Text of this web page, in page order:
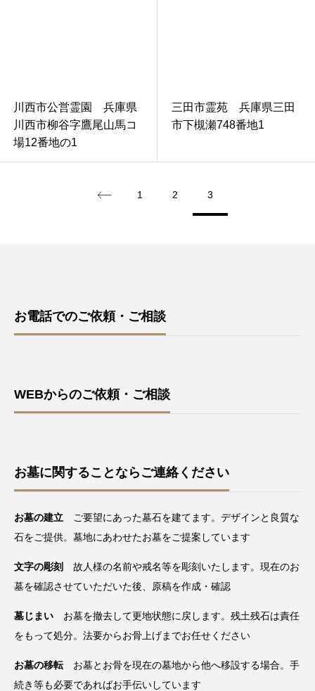
川西市公営霊園 兵庫県
川西市柳谷字鷹尾山馬コ
場12番地の1
三田市霊苑 兵庫県三田
市下槻瀬748番地1
1 2 3
お電話でのご依頼・ご相談
WEBからのご依頼・ご相談
お墓に関することならご連絡ください
お墓の建立 ご要望にあった墓石を建てます。デザインと良質な
石をご提供。墓地にあわせたお墓をご提案しています
文字の彫刻
故人様の名前や戒名等を彫刻いたします。現在のお
墓を確認させていただいた後、原稿を作成・確認
墓じまい お墓を撤去して更地状態に戻します。残土残石は責任
をもって処分。法要からお骨上げまでお任せください
お墓の移転お墓とお骨を現在の墓地から他へ移設する場合。手
続き等も必要であればお手伝いしています